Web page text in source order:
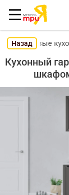
НазадГотовые
Кухонный